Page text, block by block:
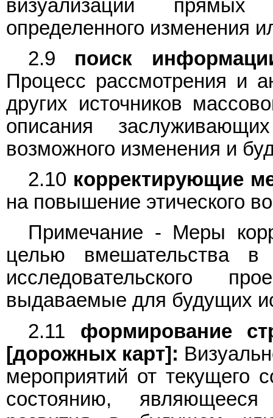
визуализации
определенного изменения
2.9 поиск
Процесс рассмотрения и
других источников
описания
возможного изменения и
2.10 корректирующие
на повышение этического
Примечание - Меры
целью вмешательства в
исследовательского
выдаваемые для будущих
2.11 формирование
[дорожных карт]:
мероприятий от текущего
состоянию, являющееся